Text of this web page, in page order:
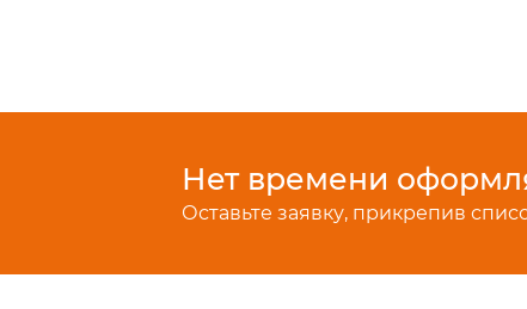
Нет времени
Оставьте заявку, прикрепив